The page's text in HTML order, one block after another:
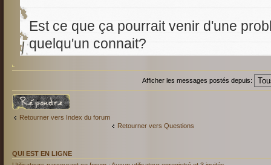
Est ce que ça pourrait venir d'une
quelqu'un connait?
Afficher les messages postés depuis:
Répondre
Retourner vers Index du forum
Retourner vers Questions
QUI EST EN LIGNE